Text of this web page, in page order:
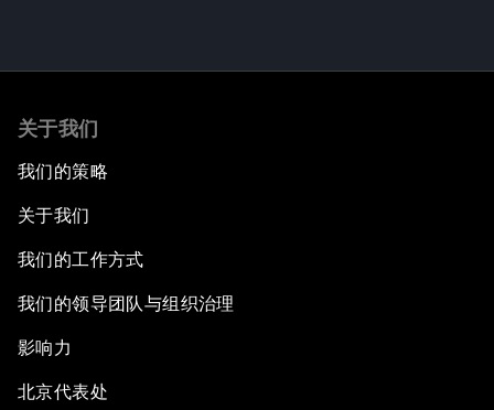
关于我们
我们的策略
关于我们
我们的工作方式
我们的领导团队与组织治理
影响力
北京代表处